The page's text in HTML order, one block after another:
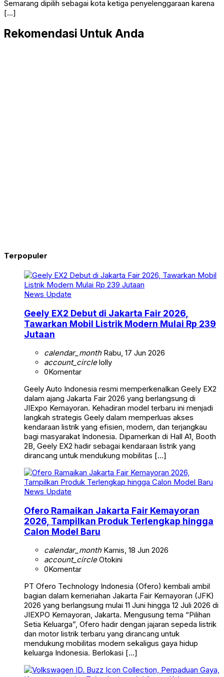
Semarang dipilih sebagai kota ketiga penyelenggaraan karena
[…]
Rekomendasi Untuk Anda
Terpopuler
News Update
Geely EX2 Debut di Jakarta Fair 2026,
Tawarkan Mobil Listrik Modern Mulai Rp 239
Jutaan
calendar_monthRabu, 17 Jun 2026
account_circlelolly
0Komentar
Geely Auto Indonesia resmi memperkenalkan Geely EX2
dalam ajang Jakarta Fair 2026 yang berlangsung di
JIExpo Kemayoran. Kehadiran model terbaru ini menjadi
langkah strategis Geely dalam memperluas akses
kendaraan listrik yang efisien, modern, dan terjangkau
bagi masyarakat Indonesia. Dipamerkan di Hall A1, Booth
2B, Geely EX2 hadir sebagai kendaraan listrik yang
dirancang untuk mendukung mobilitas […]
News Update
Ofero Ramaikan Jakarta Fair Kemayoran
2026, Tampilkan Produk Terlengkap hingga
Calon Model Baru
calendar_monthKamis, 18 Jun 2026
account_circleOtokini
0Komentar
PT Ofero Technology Indonesia (Ofero) kembali ambil
bagian dalam kemeriahan Jakarta Fair Kemayoran (JFK)
2026 yang berlangsung mulai 11 Juni hingga 12 Juli 2026 di
JIEXPO Kemayoran, Jakarta. Mengusung tema “Pilihan
Setia Keluarga”, Ofero hadir dengan jajaran sepeda listrik
dan motor listrik terbaru yang dirancang untuk
mendukung mobilitas modern sekaligus gaya hidup
keluarga Indonesia. Berlokasi […]